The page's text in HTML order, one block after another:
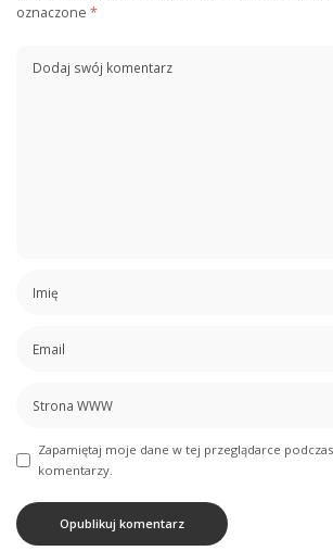
oznaczone *
Zapamiętaj moje dane w tej przeglądarce
komentarzy.